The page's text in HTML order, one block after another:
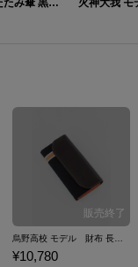
黄瀬涼太 モデル 折りたたみ傘 黒子のバスケ
烏野高校 モデル 財布 長財布 ハイキュー!!
¥10,780